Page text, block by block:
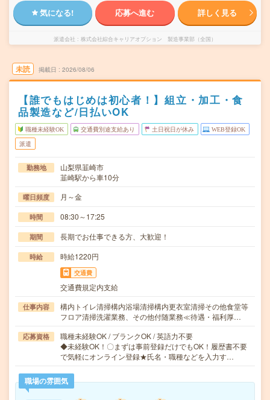
気になる! 応募へ進む 詳しく見る
派遣会社 株式会社綜合キャリアオプション 製造事業部（全国）
未読 掲載日 2026/08/06
【誰でもはじめは初心者！】組立・加工・食
品製造など/日払いOK
職種未経験OK 交通費別途支給あり 土日祝日が休み WEB登録OK
派遣
勤務地
山梨県韮崎市
韮崎駅から車10分
曜日頻度 月～金
時間 08:30～17:25
期間 長期でお仕事できる方、大歓迎！
時給 時給1220円
交通費
交通費規定内支給
仕事内容
構内トイレ清掃構内浴場清掃構内更衣室清掃その他食堂等
フロア清掃洗濯業務、その他付随業務≪待遇・福利厚…
応募資格
職種未経験OK / ブランクOK / 英語力不要
◆未経験OK！〇まずは事前登録だけでもOK！履歴書不要
で気軽にオンライン登録★氏名・職種などを入力す…
職場の雰囲気